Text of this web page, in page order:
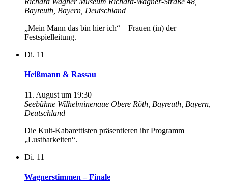
Bayreuth, Bayern, Deutschland
„Mein Mann das bin hier ich“ – Frauen (in) der
Festspielleitung.
Di. 11
Heißmann & Rassau
11. August um 19:30
Seebühne Wilhelminenaue Obere Röth, Bayreuth, Bayern,
Deutschland
Die Kult-Kabarettisten präsentieren ihr Programm
„Lustbarkeiten“.
Di. 11
Wagnerstimmen – Finale